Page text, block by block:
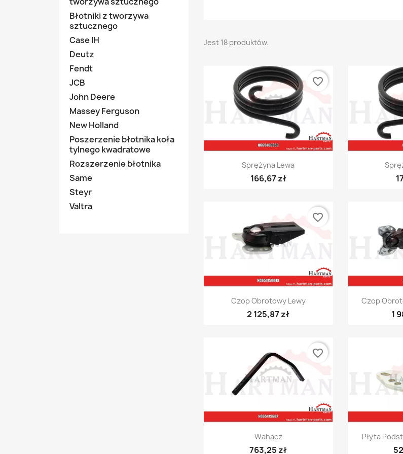
Błotniki z tworzywa
sztucznego
Case IH
Deutz
Fendt
JCB
John Deere
Massey Ferguson
New Holland
Poszerzenie błotnika koła
tylnego kwadratowe
Rozszerzenie błotnika
Same
Steyr
Valtra
Jest 18 produktów.
Szybki podgląd
Sprężyna Lewa
166,67 zł
favorite_border

Szybki podgląd
Czop Obrotowy Lewy
2 125,87 zł
favorite_border

Czop
1
Szybki podgląd
Wahacz
763,25 zł
favorite_border

Płyta